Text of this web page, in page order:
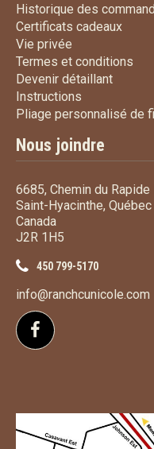
Historique des
Certificats cadeaux
Vie privée
Termes et conditions
Devenir détaillant
Instructions
Pliage personnalisé de
Nous joindre
6685, Chemin du
Saint-Hyacinthe, Québec
Canada
J2R 1H5
450 799-5170
info@ranchcunicole.com
Suivez-nous sur